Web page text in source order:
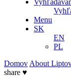
Menu
SK
EN
PL
Domov About
share ♥